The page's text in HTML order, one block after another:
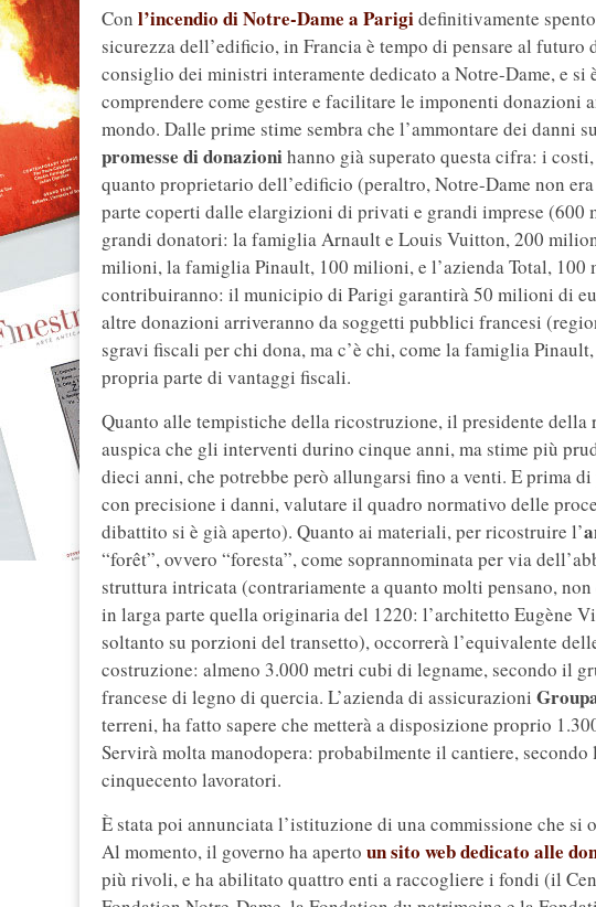
Con l’incendio di Notre-Dame a Parigidefinitivamente
sicurezza dell’edificio, in Francia è tempo di pensare al
consiglio dei ministri interamente dedicato a Notre-Dame, e si
comprendere come gestire e facilitare le imponenti
mondo. Dalle prime stime sembra che l’ammontare dei danni
promesse di donazionihanno già superato questa cifra: i
quanto proprietario dell’edificio (peraltro, Notre-Dame non
parte coperti dalle elargizioni di privati e grandi imprese (600
grandi donatori: la famiglia Arnault e Louis Vuitton, 200
milioni, la famiglia Pinault, 100 milioni, e l’azienda Total,
contribuiranno: il municipio di Parigi garantirà 50 milioni di
altre donazioni arriveranno da soggetti pubblici francesi
sgravi fiscali per chi dona, ma c’è chi, come la famiglia
propria parte di vantaggi fiscali.
Quanto alle tempistiche della ricostruzione, il presidente della
auspica che gli interventi durino cinque anni, ma stime più
dieci anni, che potrebbe però allungarsi fino a venti. E prima
con precisione i danni, valutare il quadro normativo delle
dibattito si è già aperto). Quanto ai materiali, per ricostruire l’
“forêt”, ovvero “foresta”, come soprannominata per via
struttura intricata (contrariamente a quanto molti pensano,
in larga parte quella originaria del 1220: l’architetto Eugène
soltanto su porzioni del transetto), occorrerà l’equivalente
costruzione: almeno 3.000 metri cubi di legname, secondo il
francese di legno di quercia. L’azienda di assicurazioni
terreni, ha fatto sapere che metterà a disposizione proprio
Servirà molta manodopera: probabilmente il cantiere,
cinquecento lavoratori.
È stata poi annunciata l’istituzione di una commissione che
Al momento, il governo ha aperto un sito web dedicato alle
più rivoli, e ha abilitato quattro enti a raccogliere i fondi (il